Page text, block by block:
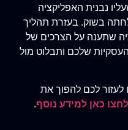
נבנית האפליקציה
בשוק. בעזרת תהליך
שתענה על הצרכים של
שלכם ותבלוט מול
לעזור לכם להפוך את
לחצו כאן למידע נוסף.